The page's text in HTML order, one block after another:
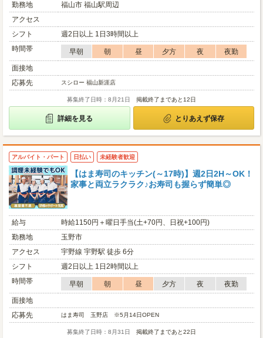
勤務地
福山市 福山駅周辺
アクセス
シフト
週2日以上 1日3時間以上
時間帯
早朝 朝 昼 夕方 夜
夜勤
面接地
応募先
スシロー 福山新涯店
募集終了日時：8月21日 掲載終了まであと12日
詳細を見る とりあえず保存
アルバイト・パート 日払い 未経験者歓迎
【はま寿司のキッチン(～17時)】週2日2H～OK！
家事と両立ラクラク♪お寿司も握らず簡単◎
給与
時給1150円＋曜日手当(土+70円、日祝+100円)
勤務地
玉野市
アクセス
宇野線 宇野駅 徒歩 6分
シフト
週2日以上 1日2時間以上
時間帯
早朝 朝 昼 夕方 夜
夜勤
面接地
応募先
はま寿司 玉野店 ※5月14日OPEN
募集終了日時：8月31日 掲載終了まであと22日